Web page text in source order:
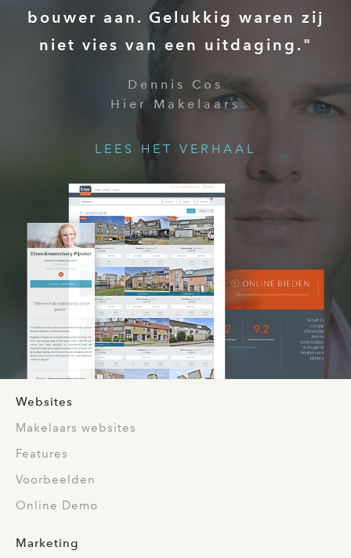
bouwer aan. Gelukkig waren zij
niet vies van een uitdaging."
Dennis Cos
Hier Makelaars
LEES HET VERHAAL
Websites
Makelaars websites
Features
Voorbeelden
Online Demo
Marketing